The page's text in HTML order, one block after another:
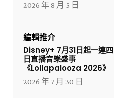
2026 年 8 月 5 日
編輯推介
Disney+ 7月31日起一連四
日直播音樂盛事
《Lollapalooza 2026》
2026 年 7 月 30 日